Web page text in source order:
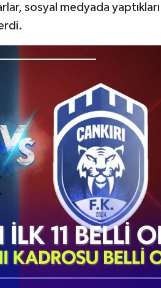
sosyal medyada yaptıkları